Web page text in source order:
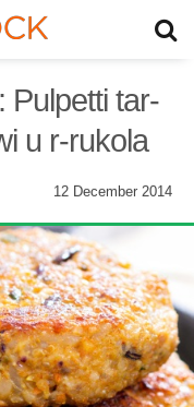
Pulpetti tar-
u r-rukola
12 December 2014